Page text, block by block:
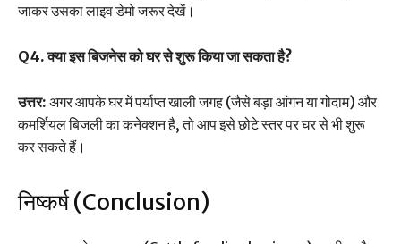
जाकर उसका लाइव डेमो जरूर देखें।
Q4. क्या इस बिजनेस को घर से शुरू किया जा सकता है?
उत्तर: अगर आपके घर में पर्याप्त खाली जगह (जैसे बड़ा आंगन या गोदाम) और
कमर्शियल बिजली का कनेक्शन है, तो आप इसे छोटे स्तर पर घर से भी शुरू
कर सकते हैं।
निष्कर्ष (Conclusion)